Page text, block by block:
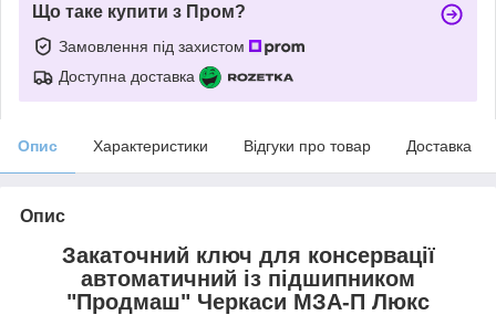
Що таке купити з Пром?
Замовлення під захистом
Доступна доставка
Опис Характеристики Відгуки про товар Доставка
Опис
Закаточний ключ для консервації
автоматичний із підшипником
"Продмаш" Черкаси МЗА-П Люкс